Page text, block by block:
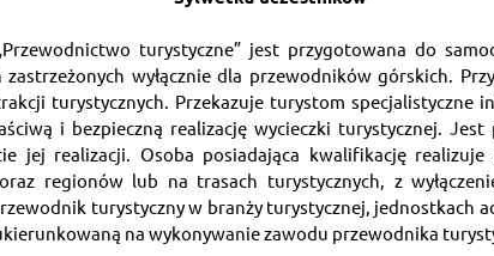
turystyczne” jest przygotowana do
zastrzeżonych wyłącznie dla przewodników górskich.
turystycznych. Przekazuje turystom specjalistyczne
i bezpieczną realizację wycieczki turystycznej.
jej realizacji. Osoba posiadająca kwalifikację
regionów lub na trasach turystycznych, z
turystyczny w branży turystycznej, jednostkach
na wykonywanie zawodu przewodnika